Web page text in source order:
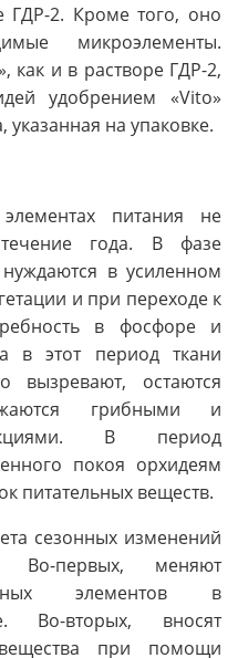
ГДР-2. Кроме того, оно
микроэлементы.
как и в растворе ГДР-2,
удобрением «Vito»
на упаковке.
питания не
года. В фазе
в усиленном
и при переходе к
в фосфоре и
в этот период ткани
вызревают, остаются
грибными и
В период
покоя орхидеям
питательных веществ.
сезонных изменений
Во-первых, меняют
элементов в
Во-вторых, вносят
при помощи